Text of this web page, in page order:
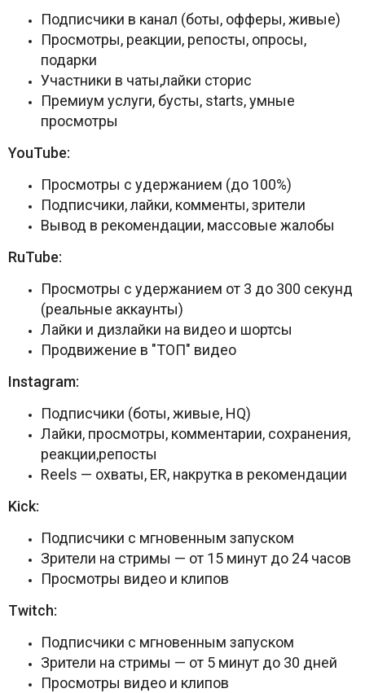
Подписчики в канал (боты, офферы, живые)
Просмотры, реакции, репосты, опросы,
подарки
Участники в чаты,лайки сторис
Премиум услуги, бусты, starts, умные
просмотры
YouTube:
Просмотры с удержанием (до 100%)
Подписчики, лайки, комменты, зрители
Вывод в рекомендации, массовые жалобы
RuTube:
Просмотры с удержанием от 3 до 300 секунд
(реальные аккаунты)
Лайки и дизлайки на видео и шортсы
Продвижение в "ТОП" видео
Instagram:
Подписчики (боты, живые, HQ)
Лайки, просмотры, комментарии, сохранения,
реакции,репосты
Reels — охваты, ER, накрутка в рекомендации
Kick:
Подписчики с мгновенным запуском
Зрители на стримы — от 15 минут до 24 часов
Просмотры видео и клипов
Twitch:
Подписчики с мгновенным запуском
Зрители на стримы — от 5 минут до 30 дней
Просмотры видео и клипов